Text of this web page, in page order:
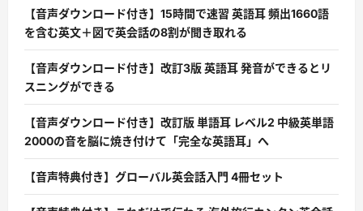
【音声ダウンロード付き】15時間で速習 英語耳 頻出1660語
を含む英文＋図で英会話の8割が聞き取れる
【音声ダウンロード付き】改訂3版 英語耳 発音ができるとリ
スニングができる
【音声ダウンロード付き】改訂版 単語耳 レベル2 中級英単語
2000の音を脳に焼き付けて「完全な英語耳」へ
【音声特典付き】グローバル英会話入門 4冊セット